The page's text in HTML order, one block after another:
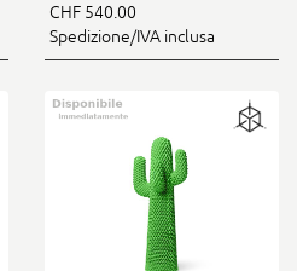
CHF 540.00
Spedizione/IVA inclusa